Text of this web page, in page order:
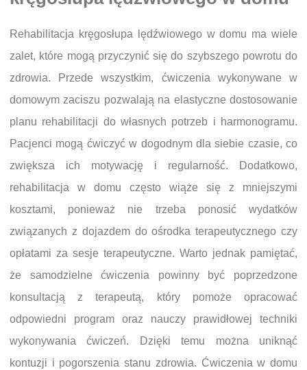
Rehabilitacja kręgosłupa lędźwiowego w domu ma wiele
zalet, które mogą przyczynić się do szybszego powrotu do
zdrowia. Przede wszystkim, ćwiczenia wykonywane w
domowym zaciszu pozwalają na elastyczne dostosowanie
planu rehabilitacji do własnych potrzeb i harmonogramu.
Pacjenci mogą ćwiczyć w dogodnym dla siebie czasie, co
zwiększa ich motywację i regularność. Dodatkowo,
rehabilitacja w domu często wiąże się z mniejszymi
kosztami, ponieważ nie trzeba ponosić wydatków
związanych z dojazdem do ośrodka terapeutycznego czy
opłatami za sesje terapeutyczne. Warto jednak pamiętać,
że samodzielne ćwiczenia powinny być poprzedzone
konsultacją z terapeutą, który pomoże opracować
odpowiedni program oraz nauczy prawidłowej techniki
wykonywania ćwiczeń. Dzięki temu można uniknąć
kontuzji i pogorszenia stanu zdrowia. Ćwiczenia w domu